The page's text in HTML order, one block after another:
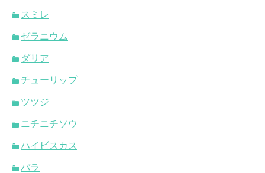
スミレ
ゼラニウム
ダリア
チューリップ
ツツジ
ニチニチソウ
ハイビスカス
バラ